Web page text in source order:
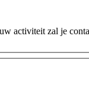
zal je